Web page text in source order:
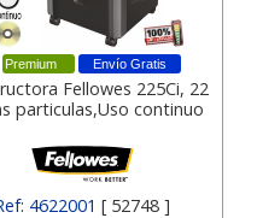
Envío Gratis
Premium
Fellowes 225Ci, 22
particulas,Uso continuo
4622001[ 52748 ]
Iva
desde:
4,57 con Iva